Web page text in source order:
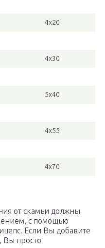
4х20
4х30
5х40
4х55
4х70
от скамьи должны
с помощью
Если Вы добавите
Вы просто